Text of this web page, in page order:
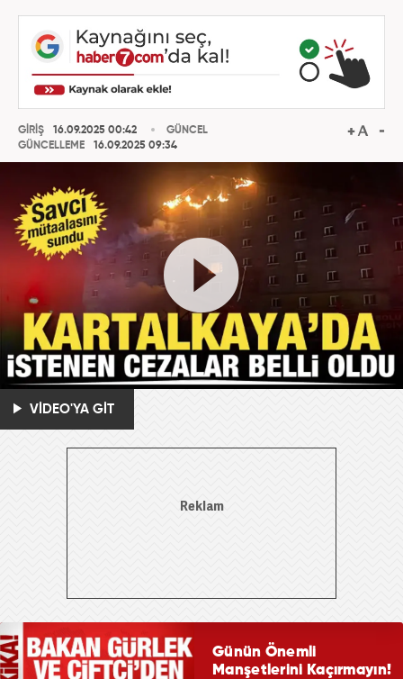
GİRİŞ
16.09.2025 00:42
GÜNCELLEME
16.09.2025 09:34
GÜNCEL
VİDEO'YA GİT